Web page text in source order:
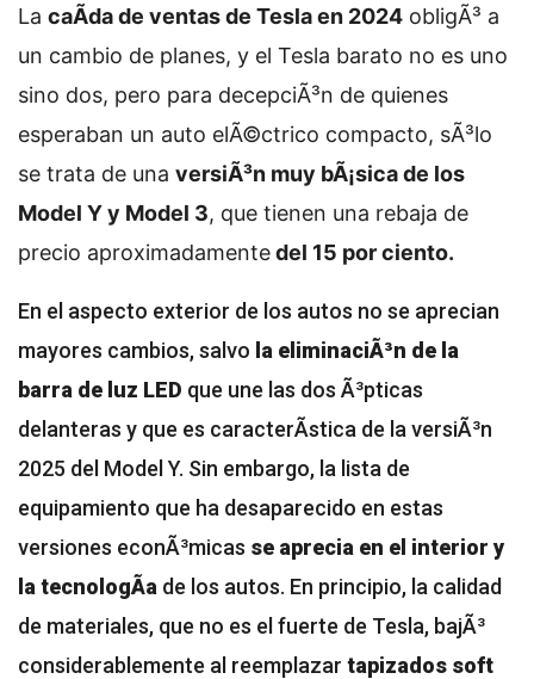
La caÃ­da de ventas de Tesla en 2024 obligÃ³ a
un cambio de planes, y el Tesla barato no es uno
sino dos, pero para decepciÃ³n de quienes
esperaban un auto elÃ©ctrico compacto, sÃ³lo
se trata de una versiÃ³n muy bÃ¡sica de los
Model Y y Model 3, que tienen una rebaja de
precio aproximadamentedel 15 por ciento.
En el aspecto exterior de los autos no se aprecian
mayores cambios, salvo la eliminaciÃ³n de la
barra de luz LED que une las dos Ã³pticas
delanteras y que es caracterÃ­stica de la versiÃ³n
2025 del Model Y. Sin embargo, la lista de
equipamiento que ha desaparecido en estas
versiones econÃ³micas se aprecia en el interior y
la tecnologÃ­a de los autos. En principio, la calidad
de materiales, que no es el fuerte de Tesla, bajÃ³
considerablemente al reemplazar tapizados soft